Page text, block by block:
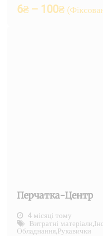
6₴ – 100₴
Перчатка-Центр
4 місяці тому
Витратні матеріали,
Обладнання,Рукавички